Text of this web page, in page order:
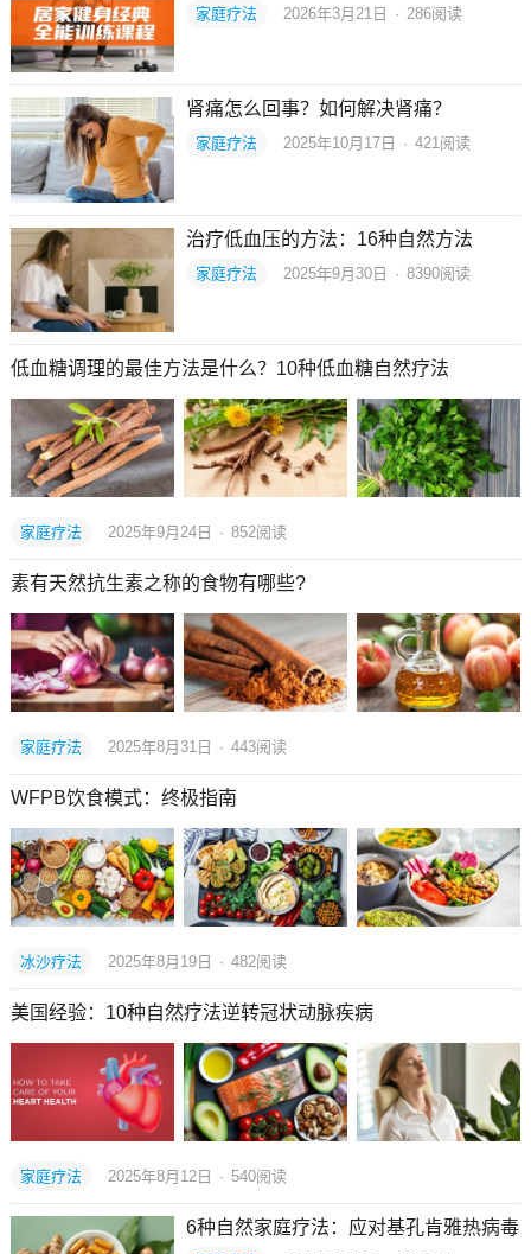
家庭疗法 2026年3月21日 · 286阅读
肾痛怎么回事？如何解决肾痛？
家庭疗法 2025年10月17日 · 421阅读
治疗低血压的方法：16种自然方法
家庭疗法 2025年9月30日 · 8390阅读
低血糖调理的最佳方法是什么？10种低血糖自然疗法
家庭疗法 2025年9月24日 · 852阅读
素有天然抗生素之称的食物有哪些?
家庭疗法 2025年8月31日 · 443阅读
WFPB饮食模式：终极指南
冰沙疗法 2025年8月19日 · 482阅读
美国经验：10种自然疗法逆转冠状动脉疾病
家庭疗法 2025年8月12日 · 540阅读
6种自然家庭疗法：应对基孔肯雅热病毒